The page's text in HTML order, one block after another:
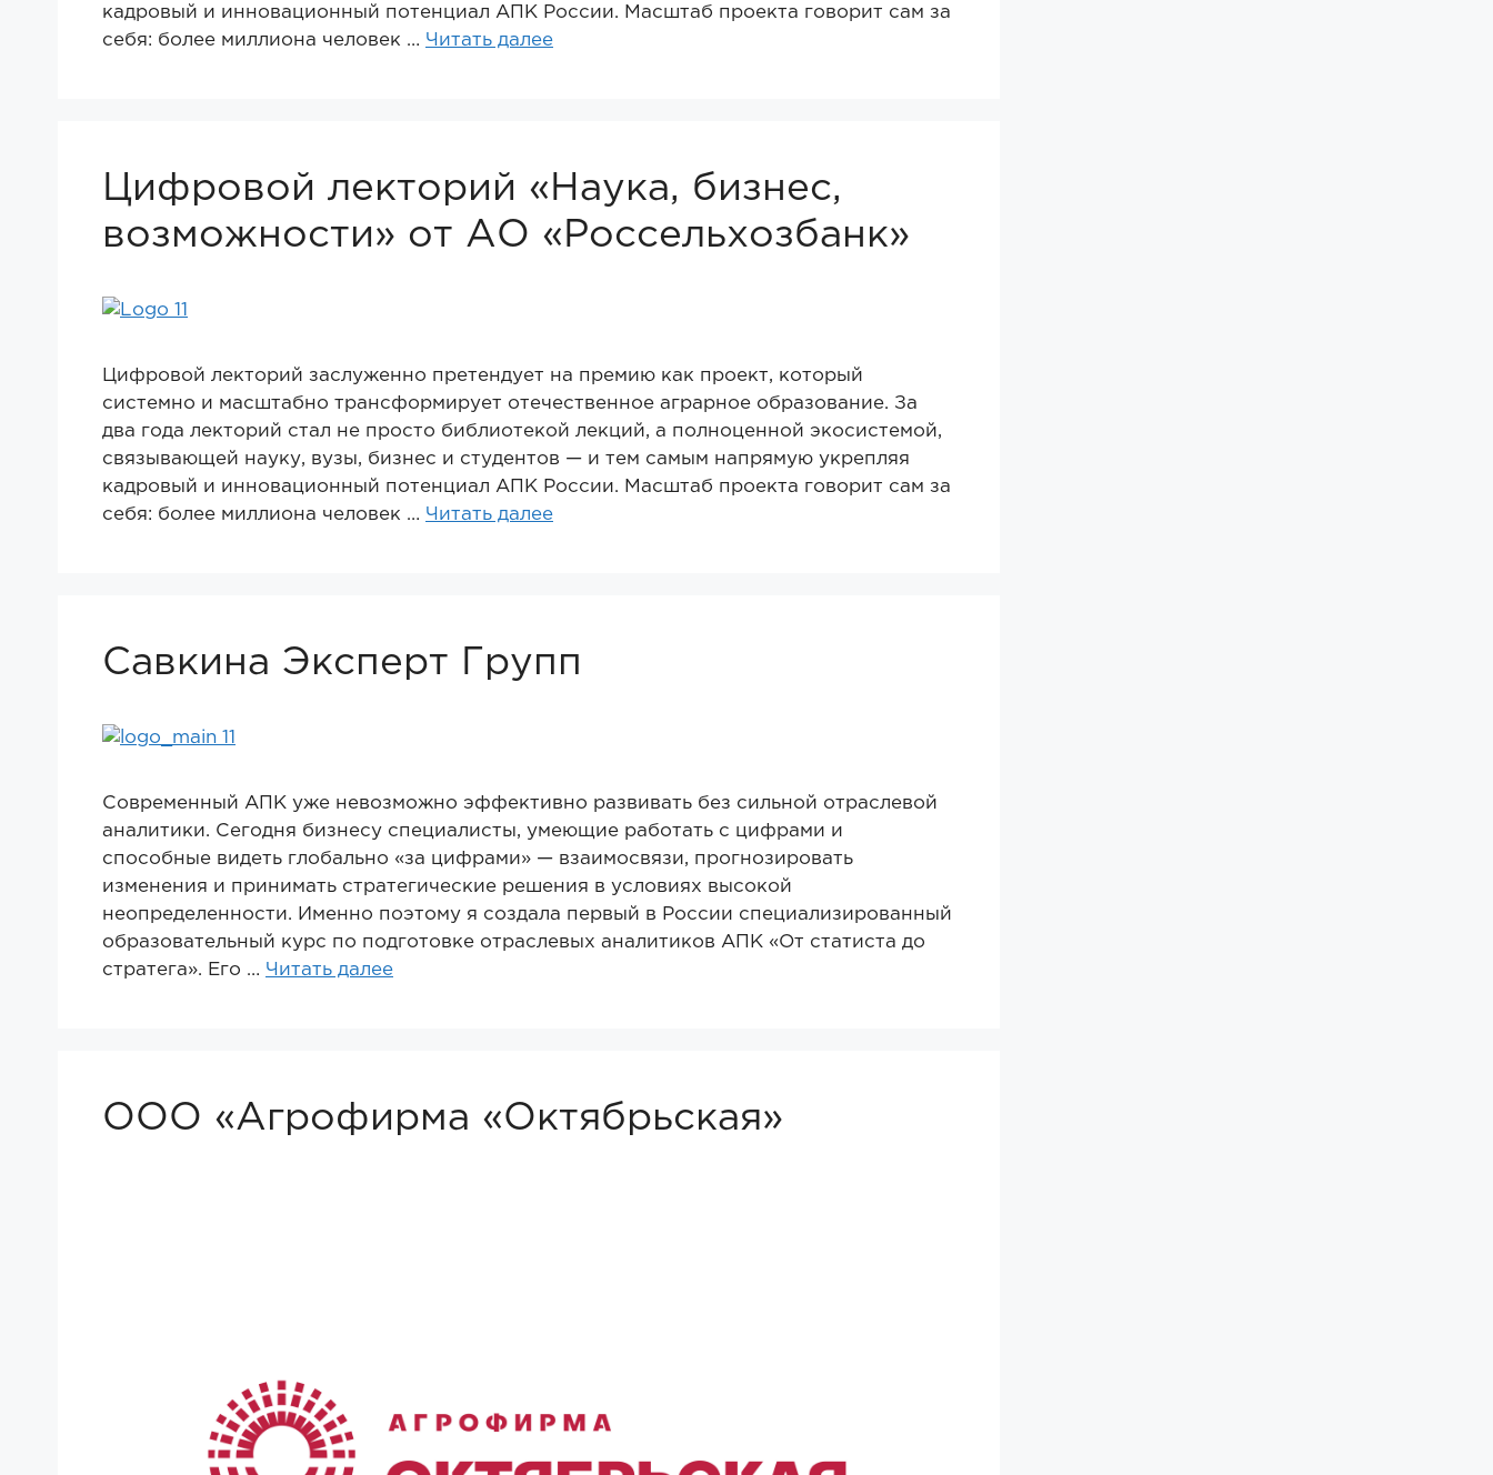
кадровый и инновационный потенциал АПК России. Масштаб проекта говорит сам за
себя: более миллиона человек … Читать далее
Цифровой лекторий «Наука, бизнес,
возможности» от АО «Россельхозбанк»
Цифровой лекторий заслуженно претендует на премию как проект, который
системно и масштабно трансформирует отечественное аграрное образование. За
два года лекторий стал не просто библиотекой лекций, а полноценной экосистемой,
связывающей науку, вузы, бизнес и студентов — и тем самым напрямую укрепляя
кадровый и инновационный потенциал АПК России. Масштаб проекта говорит сам за
себя: более миллиона человек … Читать далее
Савкина Эксперт Групп
Современный АПК уже невозможно эффективно развивать без сильной отраслевой
аналитики. Сегодня бизнесу специалисты, умеющие работать с цифрами и
способные видеть глобально «за цифрами» — взаимосвязи, прогнозировать
изменения и принимать стратегические решения в условиях высокой
неопределенности. Именно поэтому я создала первый в России специализированный
образовательный курс по подготовке отраслевых аналитиков АПК «От статиста до
стратега». Его … Читать далее
ООО «Агрофирма «Октябрьская»